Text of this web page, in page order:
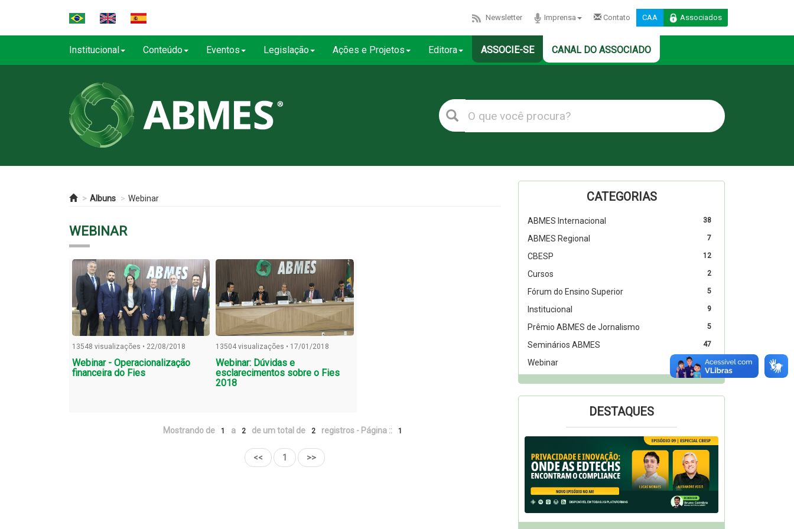
Newsletter Imprensa Contato CAA Associados
Institucional Conteúdo Eventos Legislação Ações e Projetos Editora ASSOCIE-SE CANAL DO ASSOCIADO
Albuns Webinar
WEBINAR
13548 visualizações • 22/08/2018
Webinar - Operacionalização
financeira do Fies
13504 visualizações • 17/01/2018
Webinar: Dúvidas e
esclarecimentos sobre o Fies
2018
Mostrando de 1 a 2 de um total de 2 registros - Página :: 1
<< 1 >>
CATEGORIAS
38
ABMES Internacional
7
ABMES Regional
12
CBESP
2
Cursos
5
Fórum do Ensino Superior
9
Institucional
5
Prêmio ABMES de Jornalismo
47
Seminários ABMES
2
Webinar
DESTAQUES